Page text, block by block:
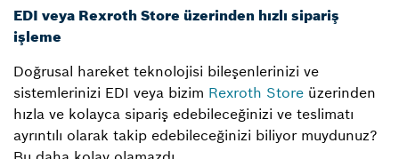
EDI veya Rexroth Store üzerinden hızlı sipariş
işleme
Doğrusal hareket teknolojisi bileşenlerinizi ve
sistemlerinizi EDI veya bizim Rexroth Store üzerinden
hızla ve kolayca sipariş edebileceğinizi ve teslimatı
ayrıntılı olarak takip edebileceğinizi biliyor muydunuz?